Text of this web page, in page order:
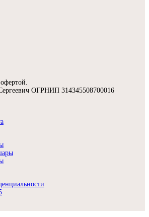
ОГРНИП 314345508700016